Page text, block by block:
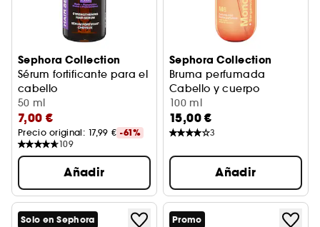
Sephora Collection
Sérum fortificante para el
cabello
Fortalece + Densifica
50 ml
7,00 €
Precio original: 17,99 € -61%
109
Añadir
Sephora Collection
Bruma perfumada
Cabello y cuerpo
Monoï + bergamota
100 ml
15,00 €
3
Añadir
Solo en Sephora Promo